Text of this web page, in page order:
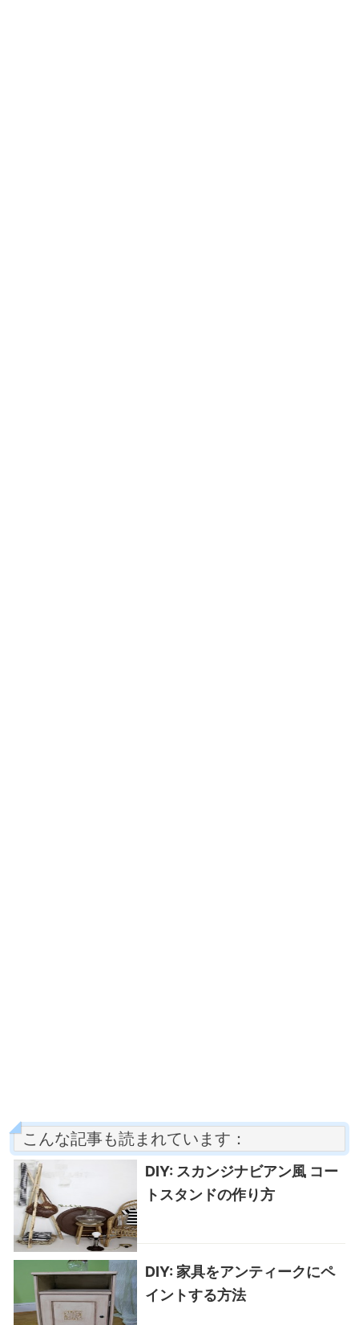
こんな記事も読まれています：
DIY: スカンジナビアン風 コー
トスタンドの作り方
DIY: 家具をアンティークにペ
イントする方法